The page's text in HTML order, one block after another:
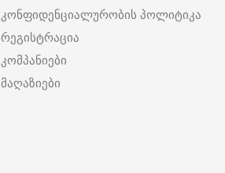
კონფიდენციალურობის პოლიტიკა
რეგისტრაცია
კომპანიები
მაღაზიები